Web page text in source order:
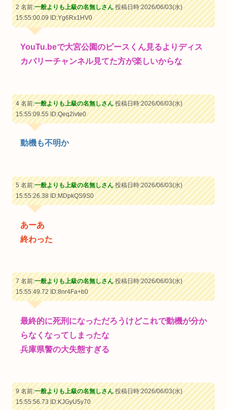
2 名前:一般よりも上級の名無しさん投稿日時:2026/06/03(水)
15:55:00.09ID:Yg6Rx1HV0
YouTu.beで大宮公園のピースくん見るよりディス
カバリーチャンネル見てた方が楽しいからな
4 名前:一般よりも上級の名無しさん投稿日時:2026/06/03(水)
15:55:09.55ID:Qeq2ivte0
動機も不明か
5 名前:一般よりも上級の名無しさん投稿日時:2026/06/03(水)
15:55:26.38ID:MDpkQS9S0
あーあ
終わった
7 名前:一般よりも上級の名無しさん投稿日時:2026/06/03(水)
15:55:49.72ID:8nr4Fa+b0
最終的に死刑になっただろうけどこれで動機が分か
らなくなってしまったな
兵庫県警の大失態すぎる
9 名前:一般よりも上級の名無しさん投稿日時:2026/06/03(水)
15:55:56.73ID:KJGyU5y70